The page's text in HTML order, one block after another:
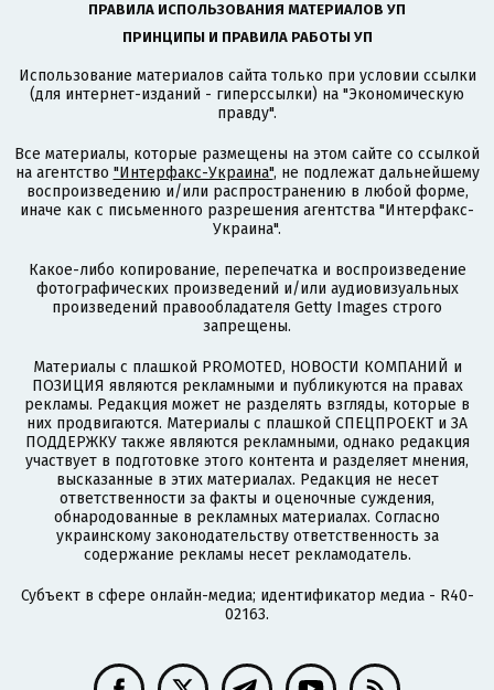
ПРАВИЛА ИСПОЛЬЗОВАНИЯ МАТЕРИАЛОВ УП
ПРИНЦИПЫ И ПРАВИЛА РАБОТЫ УП
Использование материалов сайта только при условии ссылки
(для интернет-изданий - гиперссылки) на "Экономическую
правду".
Все материалы, которые размещены на этом сайте со ссылкой
на агентство "Интерфакс-Украина", не подлежат дальнейшему
воспроизведению и/или распространению в любой форме,
иначе как с письменного разрешения агентства "Интерфакс-
Украина".
Какое-либо копирование, перепечатка и воспроизведение
фотографических произведений и/или аудиовизуальных
произведений правообладателя Getty Images строго
запрещены.
Материалы с плашкой PROMOTED, НОВОСТИ КОМПАНИЙ и
ПОЗИЦИЯ являются рекламными и публикуются на правах
рекламы. Редакция может не разделять взгляды, которые в
них продвигаются. Материалы с плашкой СПЕЦПРОЕКТ и ЗА
ПОДДЕРЖКУ также являются рекламными, однако редакция
участвует в подготовке этого контента и разделяет мнения,
высказанные в этих материалах. Редакция не несет
ответственности за факты и оценочные суждения,
обнародованные в рекламных материалах. Согласно
украинскому законодательству ответственность за
содержание рекламы несет рекламодатель.
Субъект в сфере онлайн-медиа; идентификатор медиа - R40-
02163.